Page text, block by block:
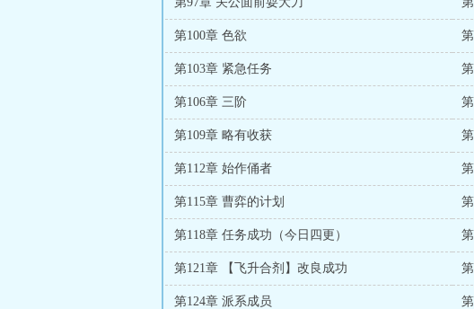
第100章 色欲
第103章 紧急任务
第106章 三阶
第109章 略有收获
第112章 始作俑者
第115章 曹弈的计划
第118章 任务成功（今日四更）
第121章 【飞升合剂】改良成功
第124章 派系成员